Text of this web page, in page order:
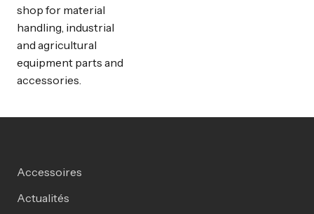
shop for material
handling, industrial
and agricultural
equipment parts and
accessories.
Accessoires
Actualités